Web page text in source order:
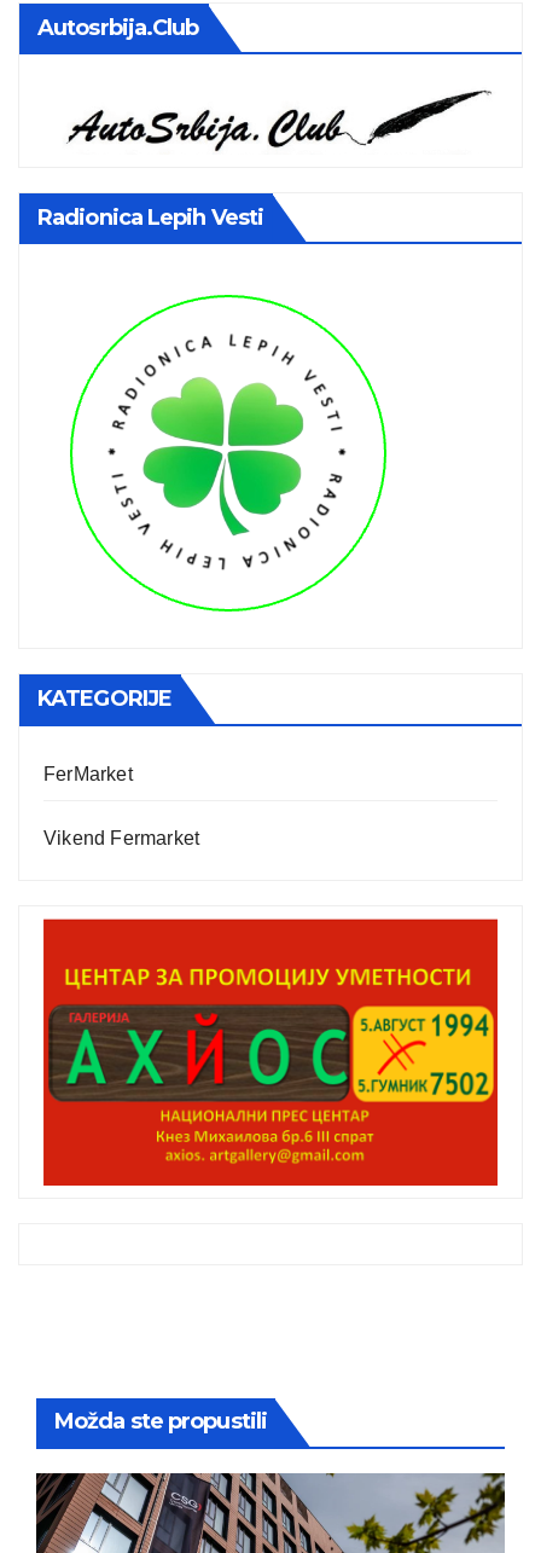
Autosrbija.club
Radionica Lepih Vesti
KATEGORIJE
FerMarket
Vikend Fermarket
Možda ste propustili